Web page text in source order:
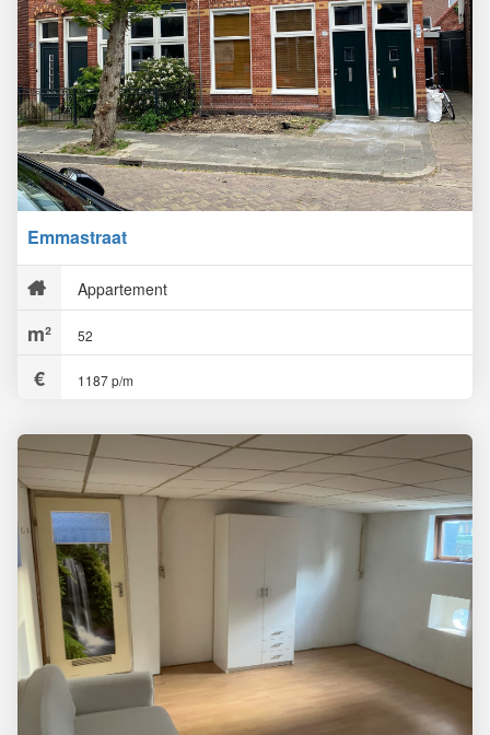
Emmastraat
Appartement
52
1187 p/m